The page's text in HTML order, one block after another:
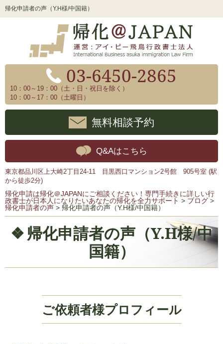
帰化申請者の声（Y.H様/中国籍）
03-6450-2865
10：00～19：00（土・日・祝日を除く）
10：00～17：00（土曜日）
無料相談予約
Q&Aはこちら
東京都品川区上大崎2丁目24-11 目黒西口マンション2号館 905号室 (駅
から徒歩2分)
帰化申請は帰化＠JAPANにご相談ください！専門手続きに詳しい行
政書士が日本人になりたいあなたの帰化を全力サポート > ブログ >
帰化申請者の声 > 帰化申請者の声（Y.H様/中国籍）
帰化申請者の声（Y.H様/中
国籍）
ご依頼者様プロフィール